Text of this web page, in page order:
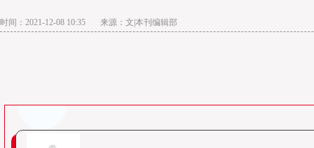
时间：2021-12-08 10:35 来源：文|本刊编辑部